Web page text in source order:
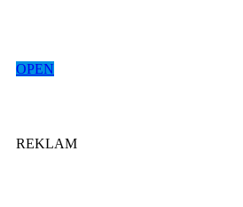
OPEN
REKLAM